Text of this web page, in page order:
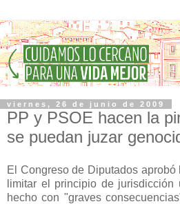
viernes, 26 de junio de 2009
PP y PSOE hacen la
se puedan juzar
El Congreso de Diputados
limitar el principio de jurisdicción
hecho con "graves